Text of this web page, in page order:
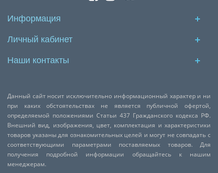
Информация
Личный кабинет
Наши контакты
Данный сайт носит исключительно информационный характер и ни
при каких обстоятельствах не является публичной офертой,
определяемой положениями Статьи 437 Гражданского кодекса РФ.
Внешний вид, изображения, цвет, комплектация и характеристики
товаров указаны для ознакомительных целей и могут не совпадать с
соответствующими параметрами поставляемых товаров. Для
получения подробной информации обращайтесь к нашим
менеджерам.